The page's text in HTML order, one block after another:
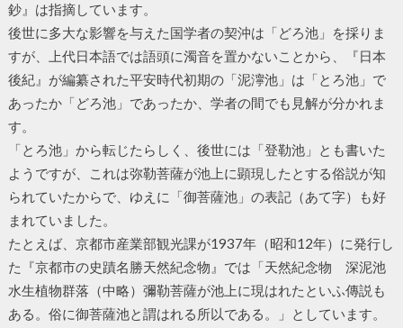
鈔』は指摘しています。
後世に多大な影響を与えた国学者の契沖は「どろ池」を採りま
すが、上代日本語では語頭に濁音を置かないことから、『日本
後紀』が編纂された平安時代初期の「泥濘池」は「とろ池」で
あったか「どろ池」であったか、学者の間でも見解が分かれま
す。
「とろ池」から転じたらしく、後世には「登勒池」とも書いた
ようですが、これは弥勒菩薩が池上に顕現したとする俗説が知
られていたからで、ゆえに「御菩薩池」の表記（あて字）も好
まれていました。
たとえば、京都市産業部観光課が1937年（昭和12年）に発行し
た『京都市の史蹟名勝天然紀念物』では「天然紀念物 深泥池
水生植物群落（中略）彌勒菩薩が池上に現はれたといふ傳説も
ある。俗に御菩薩池と謂はれる所以である。」としています。